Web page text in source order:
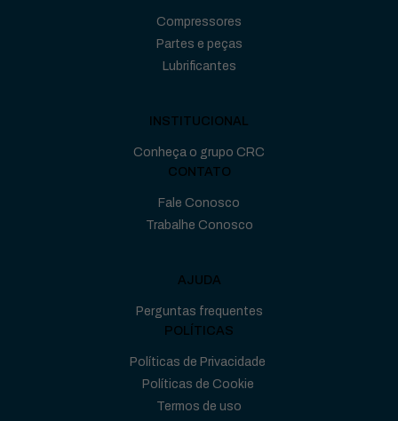
Compressores
Partes e peças
Lubrificantes
INSTITUCIONAL
Conheça o grupo CRC
CONTATO
Fale Conosco
Trabalhe Conosco
AJUDA
Perguntas frequentes
POLÍTICAS
Políticas de Privacidade
Políticas de Cookie
Termos de uso